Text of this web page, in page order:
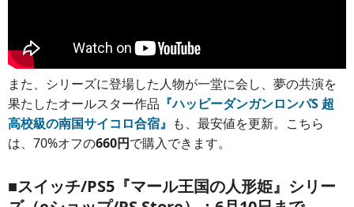
また、シリーズに登場した人物が一堂に会し、夢の共演を
果たしたオールスター作品 『ハッピーダンガンロンパS 超
高校級の南国サイコロ合宿』 も、最安値を更新。こちら
は、70%オフの660円で購入できます。
■スイッチ/PS5『マール王国の人形姫』シリー